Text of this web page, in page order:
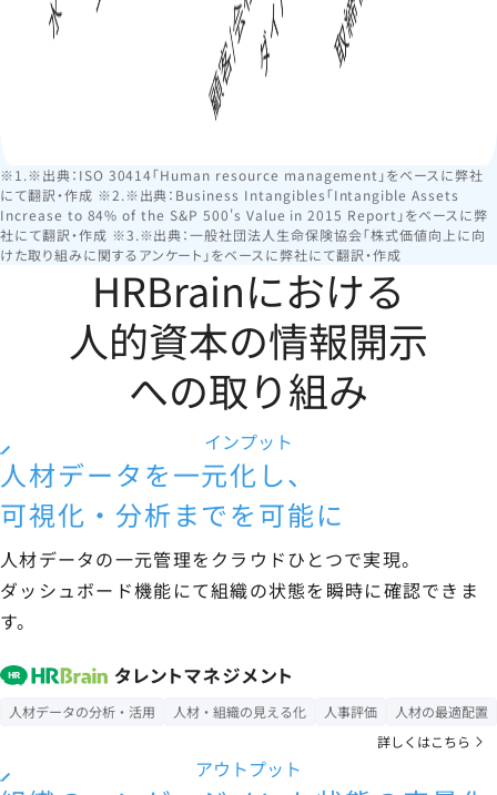
※1.※出典：ISO 30414「Human resource management」をベースに弊社
にて翻訳・作成 ※2.※出典：Business Intangibles「Intangible Assets
Increase to 84% of the S&P 500's Value in 2015 Report」をベースに弊
社にて翻訳・作成 ※3.※出典：一般社団法人生命保険協会「株式価値向上に向
けた取り組みに関するアンケート」をベースに弊社にて翻訳・作成
HRBrainにおける
人的資本の情報開示
への取り組み
インプット
人材データを一元化し、
可視化・分析までを可能に
人材データの一元管理をクラウドひとつで実現。
ダッシュボード機能にて組織の状態を瞬時に確認できま
す。
人材データの分析・活用 人材・組織の見える化 人事評価
人材の最適配置
詳しくはこちら
アウトプット